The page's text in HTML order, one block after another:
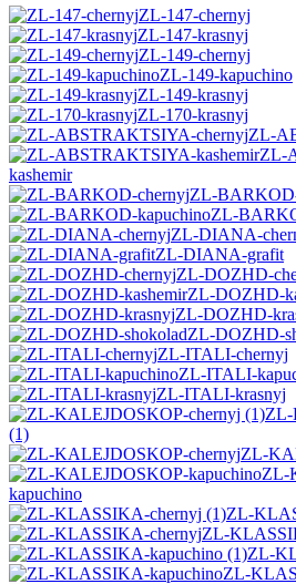
ZL-147-chernyj
ZL-147-krasnyj
ZL-149-chernyj
ZL-149-kapuchino
ZL-149-krasnyj
ZL-170-krasnyj
ZL-
ZL-
kashemir
ZL-
ZL-
ZL-DIANA-
ZL-DIANA-grafit
ZL-DOZHD-
ZL-DOZHD-
ZL-DOZHD-
ZL-DOZHD-
ZL-ITALI-chernyj
ZL-ITALI-
ZL-ITALI-krasnyj
ZL-
(1)
ZL-
ZL-
kapuchino
ZL-
ZL-
ZL-
ZL-